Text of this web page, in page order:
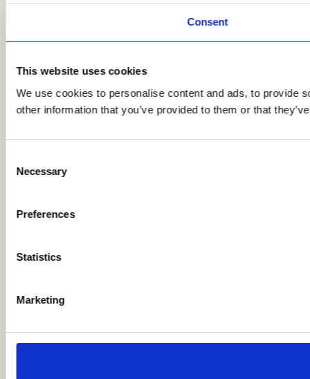
Consent
This website uses cookies
We use cookies to personalise content and ads, to provide
other information that you’ve provided to them or that
Selection
Necessary
Preferences
Statistics
Marketing